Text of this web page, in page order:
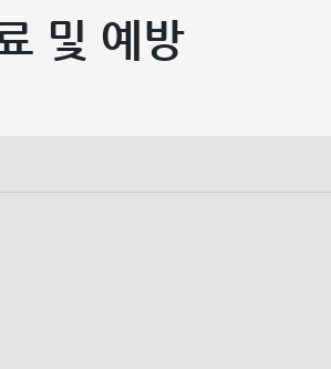
및 예방